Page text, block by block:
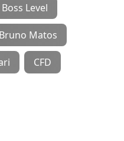
Boss Level
Bruno Matos
CFD